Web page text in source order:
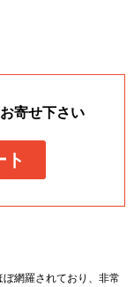
寄せ下さい
ト
ぼ網羅されており、非常